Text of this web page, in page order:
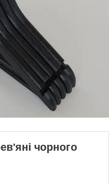
чорного